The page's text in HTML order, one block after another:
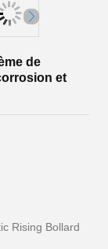
de
et
Rising Bollard